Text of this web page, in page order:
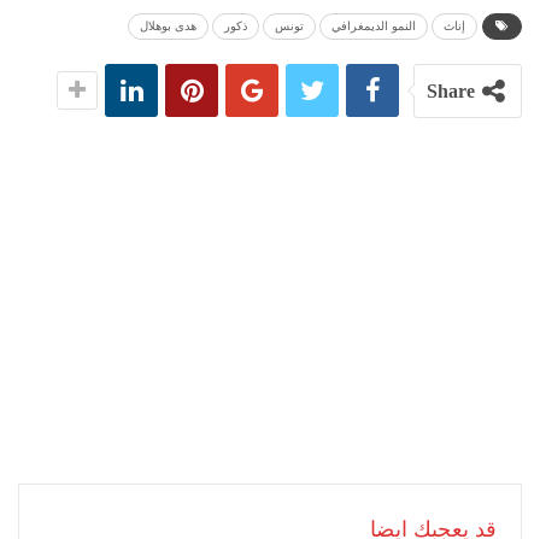
إناث النمو الديمغرافي تونس ذكور هدى بوهلال
Share
قد يعجبك ايضا